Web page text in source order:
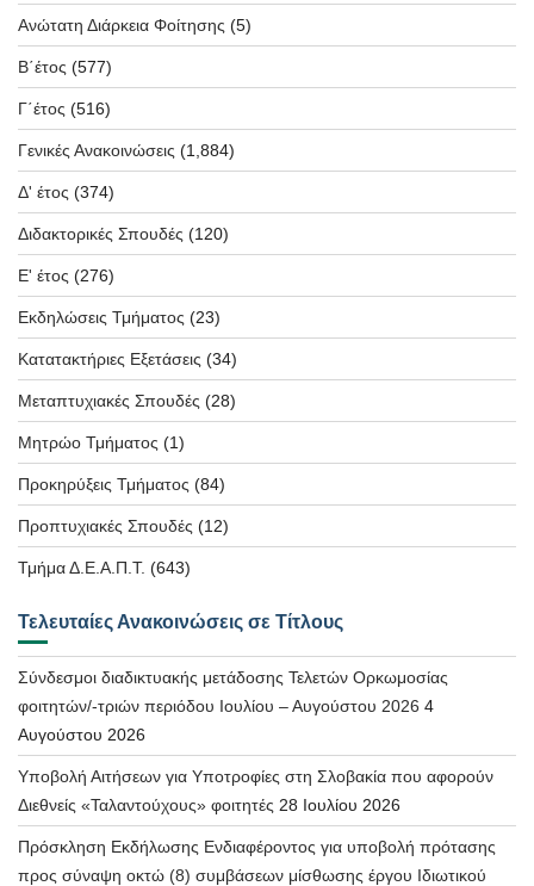
Ανώτατη Διάρκεια Φοίτησης (5)
Β΄έτος (577)
Γ΄έτος (516)
Γενικές Ανακοινώσεις (1,884)
Δ' έτος (374)
Διδακτορικές Σπουδές (120)
Ε' έτος (276)
Εκδηλώσεις Τμήματος (23)
Κατατακτήριες Εξετάσεις (34)
Μεταπτυχιακές Σπουδές (28)
Μητρώο Τμήματος (1)
Προκηρύξεις Τμήματος (84)
Προπτυχιακές Σπουδές (12)
Τμήμα Δ.Ε.Α.Π.Τ. (643)
Τελευταίες Ανακοινώσεις σε Τίτλους
Σύνδεσμοι διαδικτυακής μετάδοσης Τελετών Ορκωμοσίας
φοιτητών/-τριών περιόδου Ιουλίου – Αυγούστου 2026 4
Αυγούστου 2026
Υποβολή Αιτήσεων για Υποτροφίες στη Σλοβακία που αφορούν
Διεθνείς «Ταλαντούχους» φοιτητές 28 Ιουλίου 2026
Πρόσκληση Εκδήλωσης Ενδιαφέροντος για υποβολή πρότασης
προς σύναψη οκτώ (8) συμβάσεων μίσθωσης έργου Ιδιωτικού